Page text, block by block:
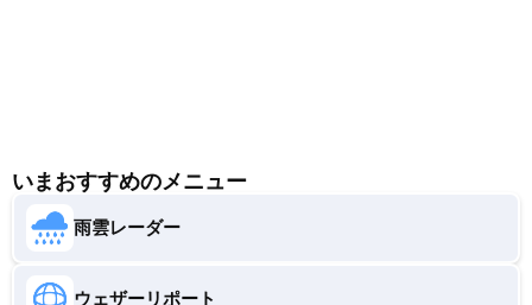
いまおすすめのメニュー
雨雲レーダー
ウェザーリポート